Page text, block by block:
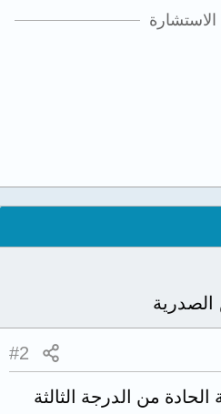
الاستشارة
الصدرية
#2
الحادة من الدرجة الثالثة